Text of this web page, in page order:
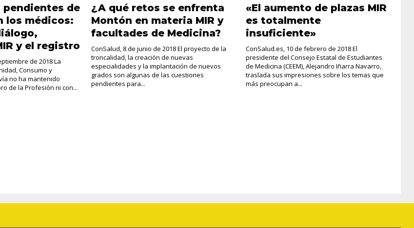
pendientes de
los médicos:
y el registro
de 2018 La
Consumo y
no ha mantenido
de la Profesión ni con...
¿A qué retos se enfrenta
Montón en materia MIR y
facultades de Medicina?
ConSalud, 8 de junio de 2018 El proyecto de la
troncalidad, la creación de nuevas
especialidades y la implantación de nuevos
grados son algunas de las cuestiones
pendientes para...
«El aumento de plazas MIR
es totalmente
insuficiente»
ConSalud.es, 10 de febrero de 2018 El
presidente del Consejo Estatal de Estudiantes
de Medicina (CEEM), Alejandro Iñarra Navarro,
traslada sus impresiones sobre los temas que
más preocupan a...